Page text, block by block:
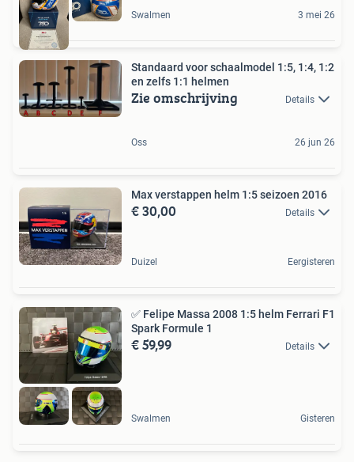
Swalmen 3 mei 26
Standaard voor schaalmodel 1:5, 1:4, 1:2
en zelfs 1:1 helmen
Zie omschrijving Details
Oss 26 jun 26
Max verstappen helm 1:5 seizoen 2016
€ 30,00 Details
Duizel Eergisteren
✅ Felipe Massa 2008 1:5 helm Ferrari F1
Spark Formule 1
€ 59,99 Details
Swalmen Gisteren